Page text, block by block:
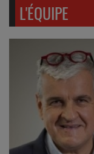
L'ÉQUIPE